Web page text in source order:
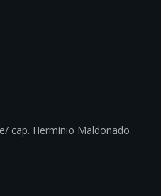
cap. Herminio Maldonado.